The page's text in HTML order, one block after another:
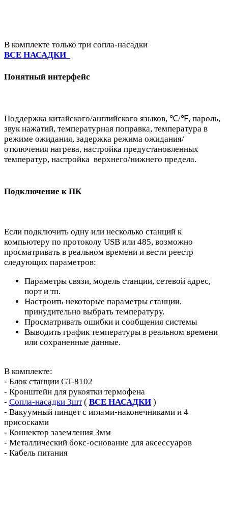
В комплекте только три сопла-насадки
ВСЕ НАСАДКИ
Понятный интерфейс
Поддержка китайского/английского языков, ℃/℉, пароль,
звук нажатий, температурная поправка, температура в
режиме ожидания, задержка режима ожидания/
отключения нагрева, настройка предустановленных
температур, настройка верхнего/нижнего предела.
Подключение к ПК
Если подключить одну или несколько станций к
компьютеру по протоколу USB или 485, возможно
просматривать в реальном времени и вести реестр
следующих параметров:
Параметры связи, модель станции, сетевой адрес,
порт и тп.
Настроить некоторые параметры станции,
принудительно выбрать температуру.
Просматривать ошибки и сообщения системы
Выводить график температуры в реальном времени
или сохраненные данные.
В комплекте:
- Блок станции GT-8102
- Кронштейн для рукоятки термофена
- Сопла-насадки 3шт( ВСЕ НАСАДКИ )
- Вакуумный пинцет с иглами-наконечниками и 4
присосками
- Коннектор заземления 3мм
- Металлический бокс-основание для аксессуаров
- Кабель питания